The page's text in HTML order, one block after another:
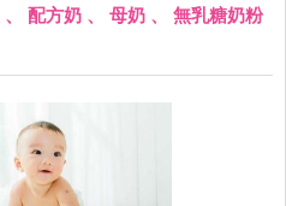
、 配方奶 、 母奶 、 無乳糖奶粉